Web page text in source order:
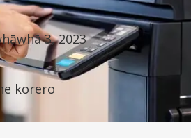
3, 2023
korero